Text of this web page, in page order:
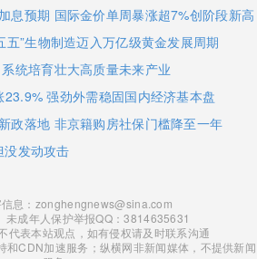
息预期 国际金价单周暴涨超7%创阶段新高
五”生物制造迈入万亿级黄金发展周期
统培育壮大高质量未来产业
强劲外需稳固国内经济基本盘
政落地 非京籍购房社保门槛降至一年
发动攻击
息：zonghengnews@sina.com
未成年人保护举报QQ：3814635631
代表本站观点，如有侵权请及时联系沟通
和CDN加速服务；纵横网非新闻媒体，不提供新闻